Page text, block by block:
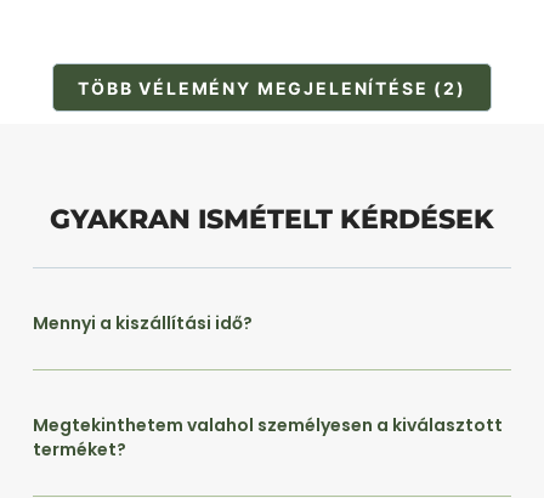
TÖBB VÉLEMÉNY MEGJELENÍTÉSE (2)
GYAKRAN ISMÉTELT KÉRDÉSEK
Mennyi a kiszállítási idő?
Megtekinthetem valahol személyesen a kiválasztott
terméket?